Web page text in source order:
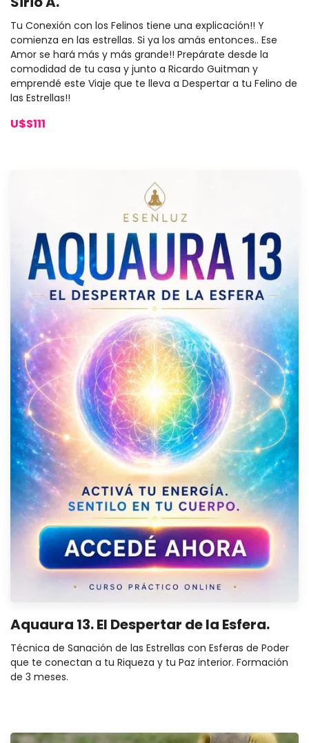
Tu Conexión con los Felinos tiene una explicación!! Y
comienza en las estrellas. Si ya los amás entonces.. Ese
Amor se hará más y más grande!! Prepárate desde la
comodidad de tu casa y junto a Ricardo Guitman y
emprendé este Viaje que te lleva a Despertar a tu Felino de
las Estrellas!!
U$S111
Aquaura 13. El Despertar de la Esfera.
Técnica de Sanación de las Estrellas con Esferas de Poder
que te conectan a tu Riqueza y tu Paz interior. Formación
de 3 meses.